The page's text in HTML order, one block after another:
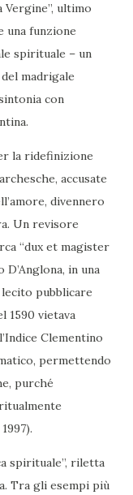
Vergine”, ultimo
una funzione
spirituale – un
madrigale
con
la ridefinizione
accusate
divennero
Un revisore
“dux et magister
in una
lecito pubblicare
1590 vietava
Clementino
permettendo
purché
spirituale”, riletta
Tra gli esempi più